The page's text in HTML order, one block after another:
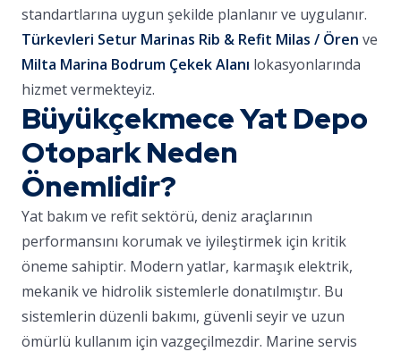
standartlarına uygun şekilde planlanır ve uygulanır.
Türkevleri Setur Marinas Rib & Refit Milas / Ören ve
Milta Marina Bodrum Çekek Alanı lokasyonlarında
hizmet vermekteyiz.
Büyükçekmece Yat Depo
Otopark Neden
Önemlidir?
Yat bakım ve refit sektörü, deniz araçlarının
performansını korumak ve iyileştirmek için kritik
öneme sahiptir. Modern yatlar, karmaşık elektrik,
mekanik ve hidrolik sistemlerle donatılmıştır. Bu
sistemlerin düzenli bakımı, güvenli seyir ve uzun
ömürlü kullanım için vazgeçilmezdir. Marine servis